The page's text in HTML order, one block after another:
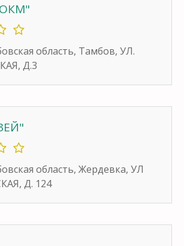
область, Тамбов, УЛ.
Д.3
область, Жердевка, УЛ
Д. 124